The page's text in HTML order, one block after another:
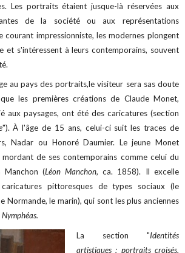
Les portraits étaient jusque-là réservées aux
de la société ou aux représentations
courant impressionniste, les modernes plongent
et s'intéressent à leurs contemporains, souvent
au pays des portraits,le visiteur sera sas doute
les premières créations de Claude Monet,
aux paysages, ont été des caricatures (section
"). À l'âge de 15 ans, celui-ci suit les traces de
Nadar ou Honoré Daumier. Le jeune Monet
de ses contemporains comme celui du
Manchon (Léon Manchon, ca. 1858). Il excelle
pittoresques de types sociaux (le
Normande, le marin), qui sont les plus anciennes
Nymphéas.
La section "Identités
artistiques : portraits croisés,